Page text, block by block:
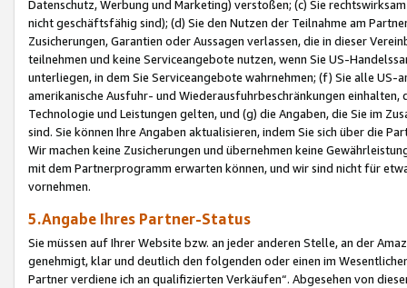
Datenschutz, Werbung und Marketing) verstoßen; (c) Sie
nicht geschäftsfähig sind); (d) Sie den Nutzen der Teilnahme am
Zusicherungen, Garantien oder Aussagen verlassen, die in dieser
teilnehmen und keine Serviceangebote nutzen, wenn Sie US-
unterliegen, in dem Sie Serviceangebote wahrnehmen; (f) Sie alle
amerikanische Ausfuhr- und Wiederausfuhrbeschränkungen
Technologie und Leistungen gelten, und (g) die Angaben, die Sie im
sind. Sie können Ihre Angaben aktualisieren, indem Sie sich über die
Wir machen keine Zusicherungen und übernehmen keine
mit dem Partnerprogramm erwarten können, und wir sind nicht für
vornehmen.
5.Angabe Ihres Partner-Status
Sie müssen auf Ihrer Website bzw. an jeder anderen Stelle, an der
genehmigt, klar und deutlich den folgenden oder einen im
Partner verdiene ich an qualifizierten Verkäufen“. Abgesehen von